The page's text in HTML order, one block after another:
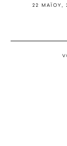
22 ΜΑΪ́ΟΥ,